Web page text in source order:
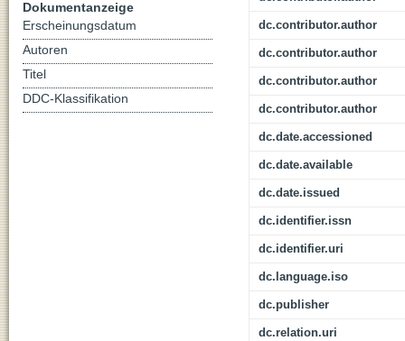
dc.contributor.author
dc.contributor.author
dc.contributor.author
dc.contributor.author
dc.date.accessioned
dc.date.available
dc.date.issued
dc.identifier.issn
dc.identifier.uri
dc.language.iso
dc.publisher
dc.relation.uri
Dokumentanzeige
Erscheinungsdatum
Autoren
Titel
DDC-Klassifikation